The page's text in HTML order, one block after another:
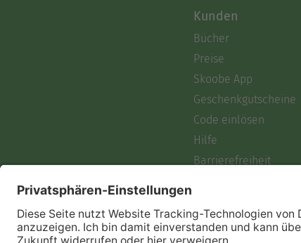
Kunden
Bücher
Preise
Skoobe App
Geschenkgutscheine
Code einlösen
Hilfe
Barrierefreiheit